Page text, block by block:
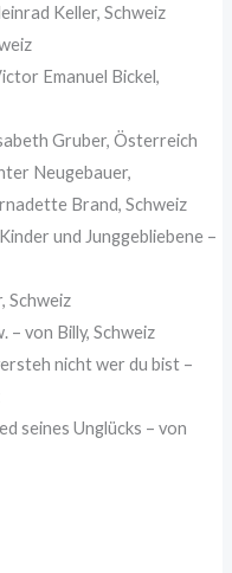
Keller, Schweiz
Emanuel Bickel,
Gruber, Österreich
Neugebauer,
Brand, Schweiz
und Junggebliebene –
Schweiz
– von Billy, Schweiz
nicht wer du bist –
seines Unglücks – von